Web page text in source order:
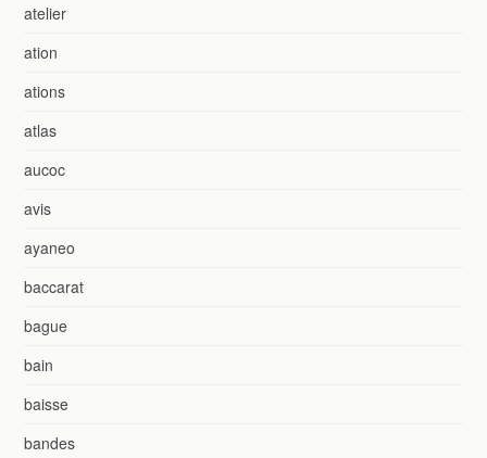
atelier
ation
ations
atlas
aucoc
avis
ayaneo
baccarat
bague
bain
baisse
bandes